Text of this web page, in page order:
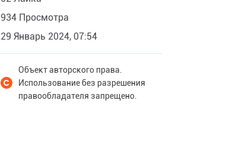
934 Просмотра
29 Январь 2024, 07:54
Объект авторского права.
Использование без разрешения
правообладателя запрещено.